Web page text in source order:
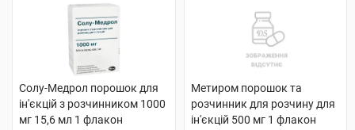
Солу-Медрол порошок для
ін'єкцій з розчинником 1000
мг 15,6 мл 1 флакон
Метиром порошок та
розчинник для розчину для
ін'єкцій 500 мг 1 флакон